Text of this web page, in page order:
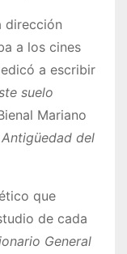
dirección
a los cines
a escribir
suelo
Mariano
Antigüedad del
que
de cada
General